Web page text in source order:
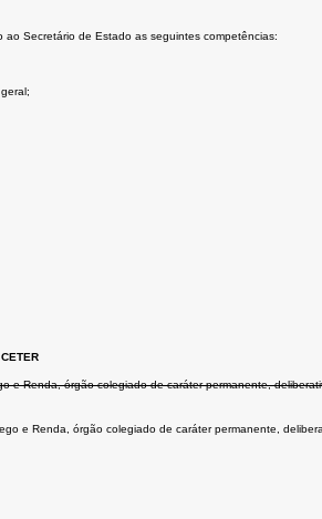
Secretário de Estado as seguintes competências:
Renda, órgão colegiado de caráter permanente,
e Renda, órgão colegiado de caráter permanente,